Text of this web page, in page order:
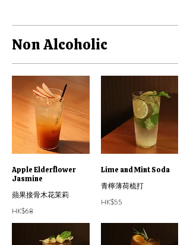
Non Alcoholic
Apple Elderflower
Jasmine
蘋果接骨木花茉莉
HK$68
Lime and Mint Soda
青檸薄荷梳打
HK$55